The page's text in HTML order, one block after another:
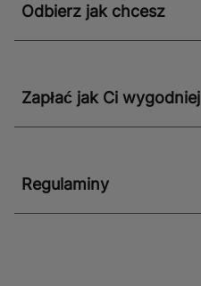
Odbierz jak chcesz
Zapłać jak Ci wygodniej
Regulaminy